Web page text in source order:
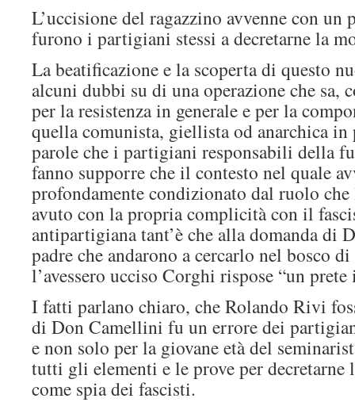
L’uccisione del ragazzino avvenne con un
furono i partigiani stessi a decretarne la
La beatificazione e la scoperta di questo
alcuni dubbi su di una operazione che sa,
per la resistenza in generale e per la
quella comunista, giellista od anarchica in
parole che i partigiani responsabili della
fanno supporre che il contesto nel quale
profondamente condizionato dal ruolo che
avuto con la propria complicità con il
antipartigiana tant’è che alla domanda di
padre che andarono a cercarlo nel bosco
l’avessero ucciso Corghi rispose “un prete
I fatti parlano chiaro, che Rolando Rivi
di Don Camellini fu un errore dei
e non solo per la giovane età del
tutti gli elementi e le prove per decretarne
come spia dei fascisti.